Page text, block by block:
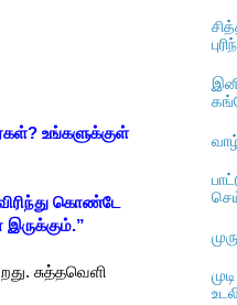
உங்களுக்குள்
கொண்டே
சுத்தவெளி